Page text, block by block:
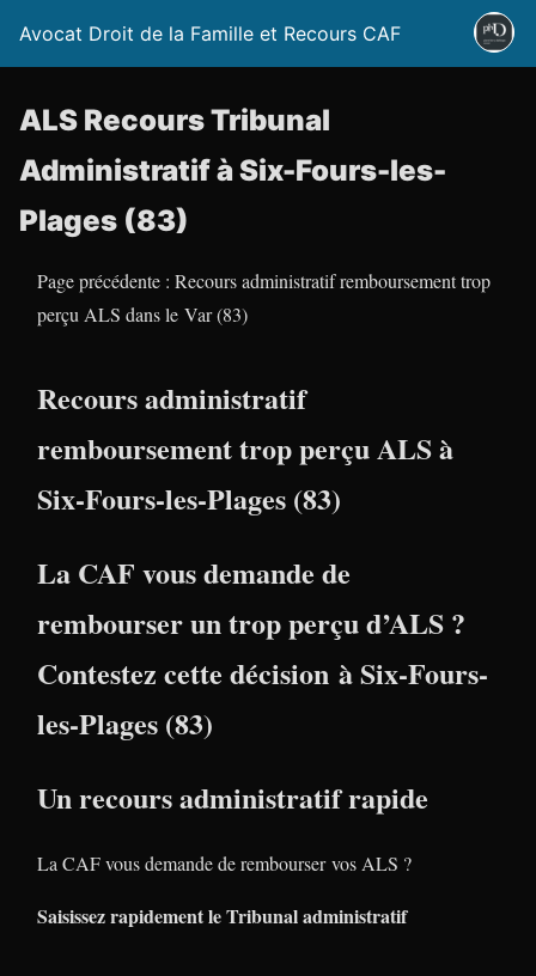
Avocat Droit de la Famille et Recours CAF
ALS Recours Tribunal
Administratif à Six-Fours-les-
Plages (83)
Page précédente : Recours administratif remboursement trop
perçu ALS dans le Var (83)
Recours administratif
remboursement trop perçu ALS à
Six-Fours-les-Plages (83)
La CAF vous demande de
rembourser un trop perçu d’ALS ?
Contestez cette décision à Six-Fours-
les-Plages (83)
Un recours administratif rapide
La CAF vous demande de rembourser vos ALS ?
Saisissez rapidement le Tribunal administratif